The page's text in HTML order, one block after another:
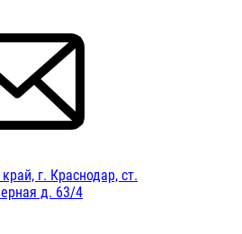
г. Краснодар, ст.
д. 63/4